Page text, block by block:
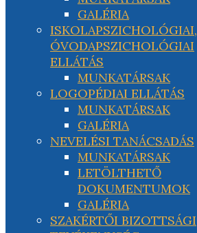
GALÉRIA
ISKOLAPSZICHOLÓGIAI,
ÓVODAPSZICHOLÓGIAI
ELLÁTÁS
MUNKATÁRSAK
LOGOPÉDIAI ELLÁTÁS
MUNKATÁRSAK
GALÉRIA
NEVELÉSI TANÁCSADÁS
MUNKATÁRSAK
LETÖLTHETŐ
DOKUMENTUMOK
GALÉRIA
SZAKÉRTŐI BIZOTTSÁGI